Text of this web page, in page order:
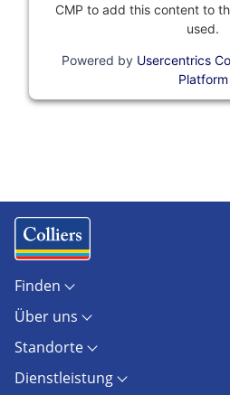
CMP to add this content to
used.
Powered by Usercentrics
Platform
Finden
Standorte
Immobilienlexikon
AGB
AGB Hamburg
Über uns
Unternehmen
Presse
Standorte
Dresden
Dienstleistung